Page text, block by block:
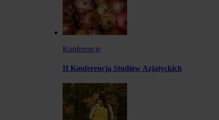
Konferencje
II Konferencja Studiów Azjatyckich